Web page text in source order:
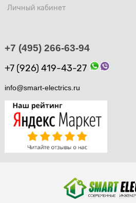
Личный кабинет
+7 (495) 266-63-94
+7 (926) 419-43-27
info@smart-electrics.ru